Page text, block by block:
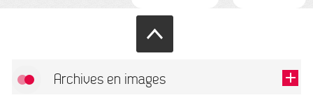
Archives en images